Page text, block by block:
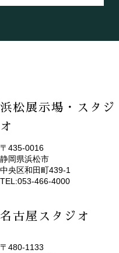
浜松展示場・スタジ
オ
(EMOTOP浜松)
〒435-0016
静岡県浜松市
中央区和田町439-1
TEL:053-466-4000
名古屋スタジオ
〒480-1133